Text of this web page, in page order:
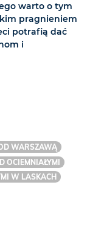
warto o tym
pragnieniem
potrafią dać
i
WARSZAWĄ
OCIEMNIAŁYMI
W LASKACH